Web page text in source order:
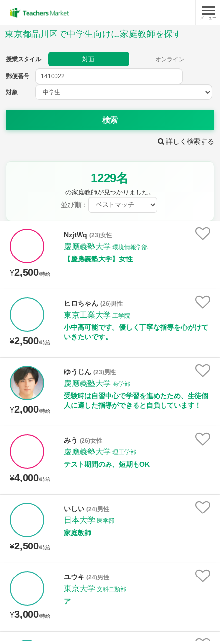
メニュー
東京都品川区で中学生向けに家庭教師を探す
授業スタイル 対面 オンライン
郵便番号
対象
検索
詳しく検索する
1229名
の家庭教師が見つかりました。
並び順：
¥2,500/時給
NzjtWq (23)女性
慶應義塾大学 環境情報学部
【慶應義塾大学】女性
¥2,500/時給
ヒロちゃん (26)男性
東京工業大学 工学院
小中高可能です。優しく丁寧な指導を心がけて
いきたいです。
¥2,000/時給
ゆうじん (23)男性
慶應義塾大学 商学部
受験時は自習中心で学習を進めたため、生徒個
人に適した指導ができると自負しています！
¥4,000/時給
みう (26)女性
慶應義塾大学 理工学部
テスト期間のみ、短期もOK
¥2,500/時給
いしい (24)男性
日本大学 医学部
家庭教師
¥3,000/時給
ユウキ (24)男性
東京大学 文科二類部
ア
郵便番号
教科
現代文 古典
公民 芸術 音楽 保健体育
時給：¥1,000 ～ ¥10,000
授業可能日
月曜日 火曜日 水曜日 木曜日
土曜日 日曜日
距離：15km以内
年齢：18-101歳